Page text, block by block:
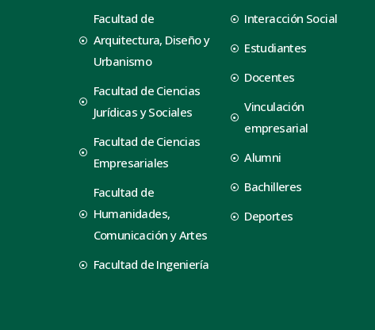
Facultad de
Arquitectura, Diseño y
Urbanismo
Facultad de Ciencias
Jurídicas y Sociales
Facultad de Ciencias
Empresariales
Facultad de
Humanidades,
Comunicación y Artes
Facultad de Ingeniería
Interacción Social
Estudiantes
Docentes
Vinculación
empresarial
Alumni
Bachilleres
Deportes